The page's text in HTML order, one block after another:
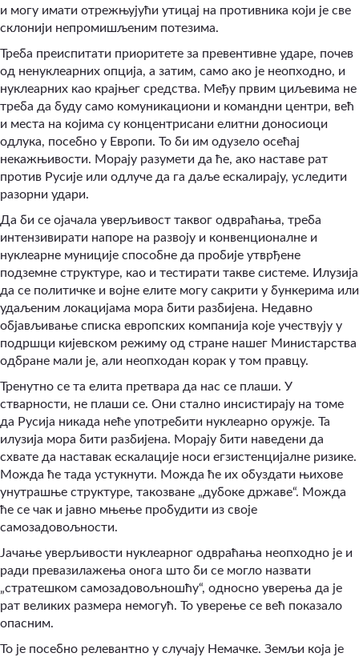
и могу имати отрежњујући утицај на противника који је све
склонији непромишљеним потезима.
Треба преиспитати приоритете за превентивне ударе, почев
од ненуклеарних опција, а затим, само ако је неопходно, и
нуклеарних као крајњег средства. Међу првим циљевима не
треба да буду само комуникациони и командни центри, већ
и места на којима су концентрисани елитни доносиоци
одлука, посебно у Европи. То би им одузело осећај
некажњивости. Морају разумети да ће, ако наставе рат
против Русије или одлуче да га даље ескалирају, уследити
разорни удари.
Да би се ојачала уверљивост таквог одвраћања, треба
интензивирати напоре на развоју и конвенционалне и
нуклеарне муниције способне да пробије утврђене
подземне структуре, као и тестирати такве системе. Илузија
да се политичке и војне елите могу сакрити у бункерима или
удаљеним локацијама мора бити разбијена. Недавно
објављивање списка европских компанија које учествују у
подршци кијевском режиму од стране нашег Министарства
одбране мали је, али неопходан корак у том правцу.
Тренутно се та елита претвара да нас се плаши. У
стварности, не плаши се. Они стално инсистирају на томе
да Русија никада неће употребити нуклеарно оружје. Та
илузија мора бити разбијена. Морају бити наведени да
схвате да наставак ескалације носи егзистенцијалне ризике.
Можда ће тада устукнути. Можда ће их обуздати њихове
унутрашње структуре, такозване „дубоке државе“. Можда
ће се чак и јавно мњење пробудити из своје
самозадовољности.
Јачање уверљивости нуклеарног одвраћања неопходно је и
ради превазилажења онога што би се могло назвати
„стратешком самозадовољношћу“, односно уверења да је
рат великих размера немогућ. То уверење се већ показало
опасним.
То је посебно релевантно у случају Немачке. Земљи која је